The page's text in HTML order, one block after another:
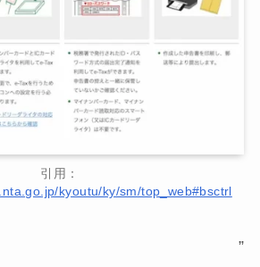
引用：
kyoutu/ky/sm/top_web#bsctrl
”